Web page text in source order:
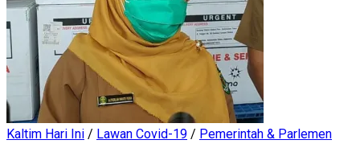
Kaltim Hari Ini / Lawan Covid-19 / Pemerintah & Parlemen